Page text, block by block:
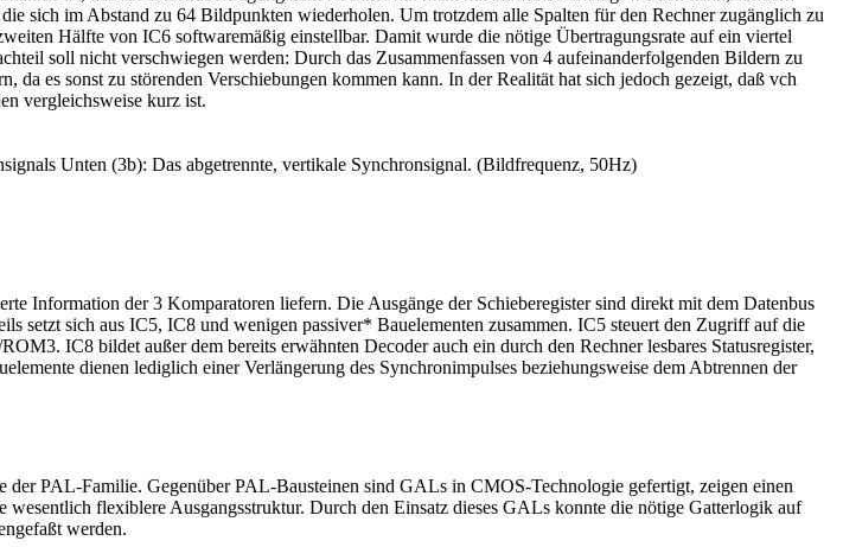
sich im Abstand zu 64 Bildpunkten wiederholen. Um trotzdem alle Spalten für den Rechner zugänglich zu
Hälfte von IC6 softwaremäßig einstellbar. Damit wurde die nötige Übertragungsrate auf ein viertel
soll nicht verschwiegen werden: Durch das Zusammenfassen von 4 aufeinanderfolgenden Bildern zu
es sonst zu störenden Verschiebungen kommen kann. In der Realität hat sich jedoch gezeigt, daß vch
vergleichsweise kurz ist.
Unten (3b): Das abgetrennte, vertikale Synchronsignal. (Bildfrequenz, 50Hz)
Information der 3 Komparatoren liefern. Die Ausgänge der Schieberegister sind direkt mit dem Datenbus
setzt sich aus IC5, IC8 und wenigen passiver* Bauelementen zusammen. IC5 steuert den Zugriff auf die
IC8 bildet außer dem bereits erwähnten Decoder auch ein durch den Rechner lesbares Statusregister,
dienen lediglich einer Verlängerung des Synchronimpulses beziehungsweise dem Abtrennen der
PAL-Familie. Gegenüber PAL-Bausteinen sind GALs in CMOS-Technologie gefertigt, zeigen einen
flexiblere Ausgangsstruktur. Durch den Einsatz dieses GALs konnte die nötige Gatterlogik auf
werden.